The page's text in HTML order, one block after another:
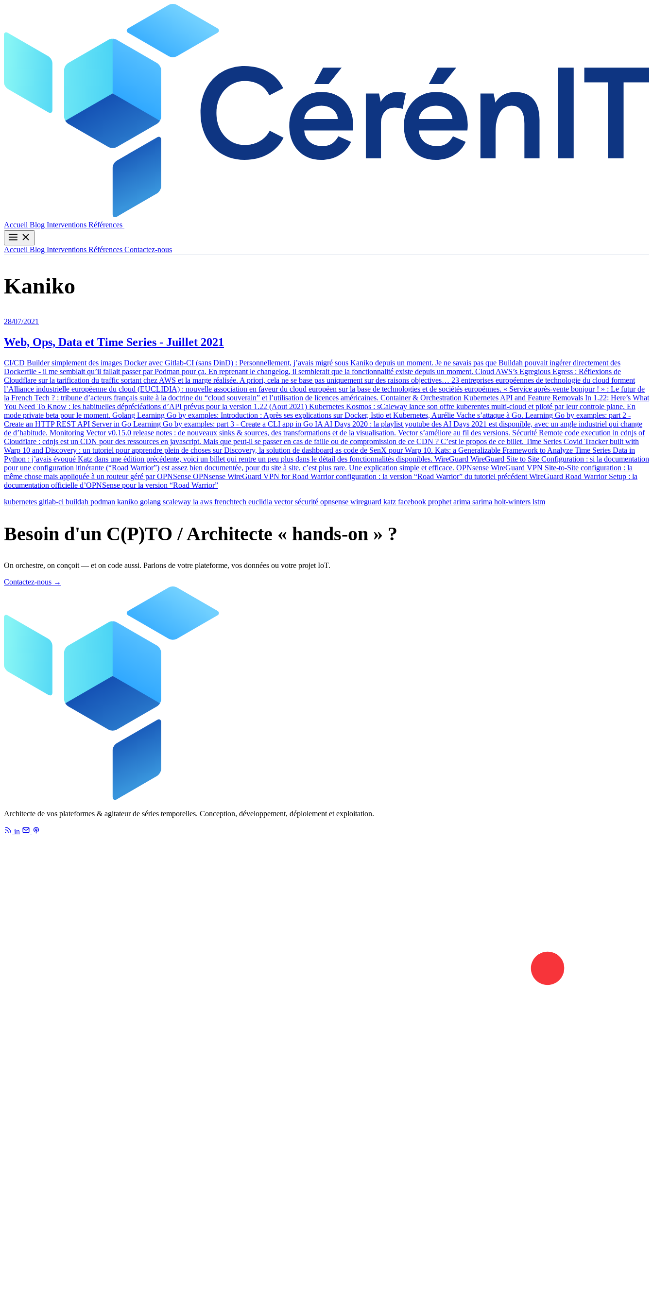
Accueil Blog Interventions Références
Accueil Blog Interventions Références Contactez-nous
Kaniko
28/07/2021
Web, Ops, Data et Time Series - Juillet 2021
CI/CD Builder simplement des images Docker avec Gitlab-CI (sans DinD) : Personnellement, j’avais migré sous Kaniko depuis un moment. Je ne savais pas que Buildah pouvait ingérer directement des
Dockerfile - il me semblait qu’il fallait passer par Podman pour ça. En reprenant le changelog, il semblerait que la fonctionnalité existe depuis un moment. Cloud AWS’s Egregious Egress : Réflexions de
Cloudflare sur la tarification du traffic sortant chez AWS et la marge réalisée. A priori, cela ne se base pas uniquement sur des raisons objectives… 23 entreprises européennes de technologie du cloud forment
l’Alliance industrielle européenne du cloud (EUCLIDIA) : nouvelle association en faveur du cloud européen sur la base de technologies et de sociétés europénnes. « Service après-vente bonjour ! » : Le futur de
la French Tech ? : tribune d’acteurs français suite à la doctrine du “cloud souverain” et l’utilisation de licences américaines. Container & Orchestration Kubernetes API and Feature Removals In 1.22: Here’s What
You Need To Know : les habituelles dépréciéations d’API prévus pour la version 1.22 (Aout 2021) Kubernetes Kosmos : sCaleway lance son offre kuberentes multi-cloud et piloté par leur controle plane. En
mode private beta pour le moment. Golang Learning Go by examples: Introduction : Après ses explications sur Docker, Istio et Kubernetes, Aurélie Vache s’attaque à Go. Learning Go by examples: part 2 -
Create an HTTP REST API Server in Go Learning Go by examples: part 3 - Create a CLI app in Go IA AI Days 2020 : la playlist youtube des AI Days 2021 est disponible, avec un angle industriel qui change
de d’habitude. Monitoring Vector v0.15.0 release notes : de nouveaux sinks & sources, des transformations et de la visualisation. Vector s’améliore au fil des versions. Sécurité Remote code execution in cdnjs of
Cloudflare : cdnjs est un CDN pour des ressources en javascript. Mais que peut-il se passer en cas de faille ou de compromission de ce CDN ? C’est le propos de ce billet. Time Series Covid Tracker built with
Warp 10 and Discovery : un tutoriel pour apprendre plein de choses sur Discovery, la solution de dashboard as code de SenX pour Warp 10. Kats: a Generalizable Framework to Analyze Time Series Data in
Python : j’avais évoqué Katz dans une édition précédente, voici un billet qui rentre un peu plus dans le détail des fonctionnalités disponibles. WireGuard WireGuard Site to Site Configuration : si la documentation
pour une configuration itinérante (“Road Warrior”) est assez bien documentée, pour du site à site, c’est plus rare. Une explication simple et efficace. OPNsense WireGuard VPN Site-to-Site configuration : la
même chose mais appliquée à un routeur géré par OPNSense OPNsense WireGuard VPN for Road Warrior configuration : la version “Road Warrior” du tutoriel précédent WireGuard Road Warrior Setup : la
documentation officielle d’OPNSense pour la version “Road Warrior”
kubernetes gitlab-ci buildah podman kaniko golang scaleway ia aws frenchtech euclidia vector sécurité opnsense wireguard katz facebook prophet arima sarima holt-winters lstm
Besoin d'un C(P)TO / Architecte « hands-on » ?
On orchestre, on conçoit — et on code aussi. Parlons de votre plateforme, vos données ou votre projet IoT.
Contactez-nous →
Architecte de vos plateformes & agitateur de séries temporelles. Conception, développement, déploiement et exploitation.
in